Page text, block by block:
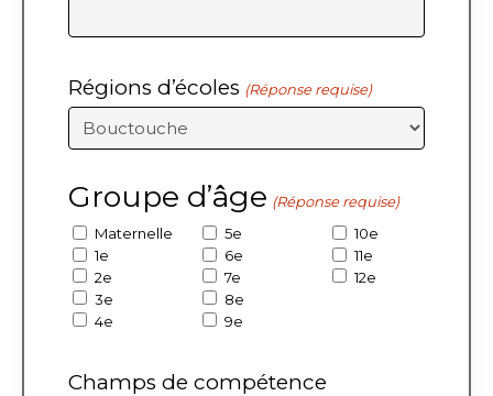
Régions d’écoles (Réponse requise)
Groupe d’âge (Réponse requise)
Maternelle
1e
2e
3e
4e
5e
6e
7e
8e
9e
10e
11e
12e
Champs de compétence